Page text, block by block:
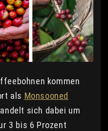
kommen
als Monsooned
sich dabei um
3 bis 6 Prozent